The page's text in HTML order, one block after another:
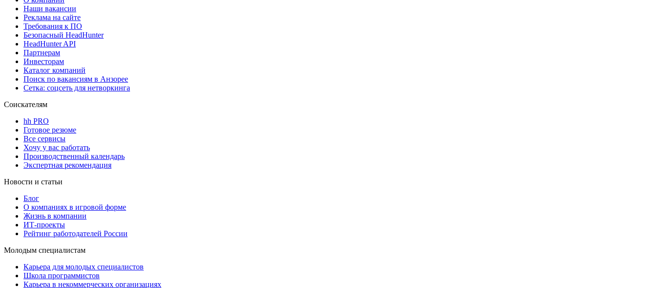
Наши вакансии
Реклама на сайте
Требования к ПО
Безопасный HeadHunter
HeadHunter API
Партнерам
Инвесторам
Каталог компаний
Поиск по вакансиям в Анзорее
Сетка: соцсеть для нетворкинга
Соискателям
hh PRO
Готовое резюме
Все сервисы
Хочу у вас работать
Производственный календарь
Экспертная рекомендация
Новости и статьи
Блог
О компаниях в игровой форме
Жизнь в компании
ИТ-проекты
Рейтинг работодателей России
Молодым специалистам
Карьера для молодых специалистов
Школа программистов
Карьера в некоммерческих организациях